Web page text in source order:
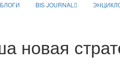
БЛОГИ BIS JOURNAL
новая